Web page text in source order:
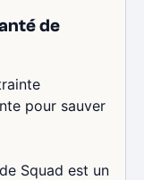
de
pour sauver
Squad est un